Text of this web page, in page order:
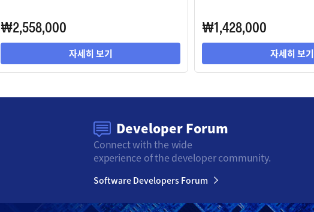
₩2,558,000
자세히 보기
₩1,428,000
자세히 보기
Developer Forum
Connect with the wide
experience of the developer community.
Software Developers Forum